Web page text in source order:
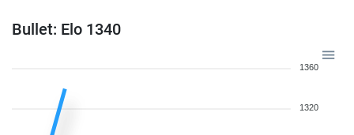
Bullet: Elo 1340
1360
1320